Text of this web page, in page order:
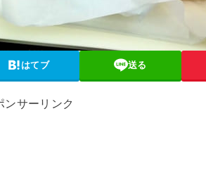
はてブ 送る
ンサーリンク